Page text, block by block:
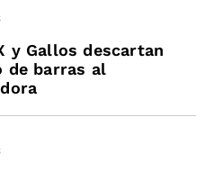
y Gallos descartan
de barras al